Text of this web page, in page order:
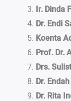
Ir. Dinda
Dr. Endi
Koenta
Prof. Dr.
Drs.
Dr.
Dr. Rita